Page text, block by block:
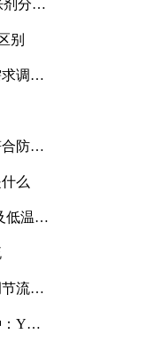
剂分别
别
调研
防爆
么
低温冲
流量
Y